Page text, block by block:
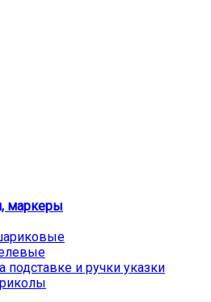
маркеры
подставке и ручки указки